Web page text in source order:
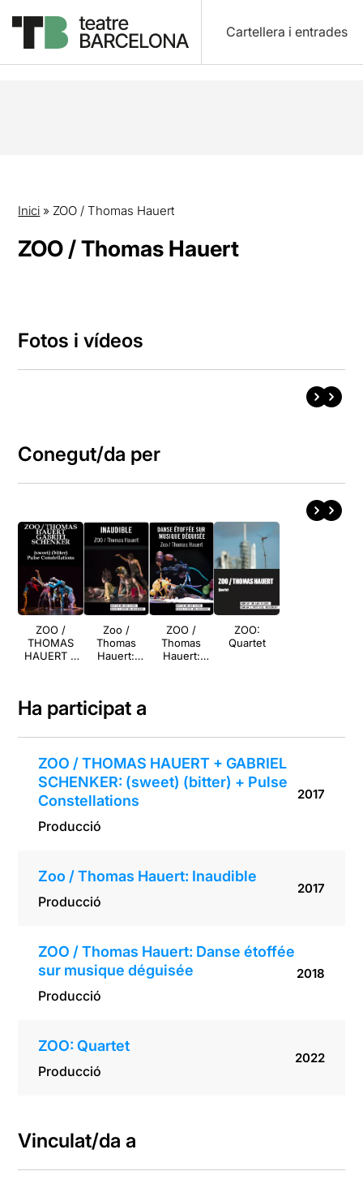
Cartellera i entrades
Inici » ZOO / Thomas Hauert
ZOO / Thomas Hauert
Fotos i vídeos
Conegut/da per
ZOO /
THOMAS
HAUERT +
(bitter) +
Pulse
Constellatio
Zoo /
Thomas
Hauert:
ZOO /
Thomas
Hauert:
ZOO:
Quartet
Ha participat a
ZOO / THOMAS HAUERT + GABRIEL
SCHENKER: (sweet) (bitter) + Pulse
Constellations
Producció
2017
Zoo / Thomas Hauert: Inaudible
Producció
2017
ZOO / Thomas Hauert: Danse étoffée
sur musique déguisée
Producció
2018
ZOO: Quartet
Producció
2022
Vinculat/da a